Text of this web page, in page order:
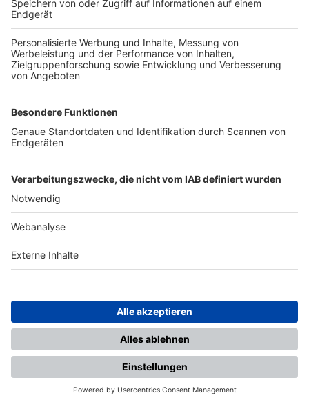
TOP-VEREINE
TOP-PARTNER
Nutzungsbedingungen Datenschutz Impressum